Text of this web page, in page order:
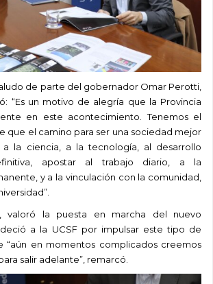
de parte del gobernador Omar Perotti,
“Es un motivo de alegría que la Provincia
en este acontecimiento. Tenemos el
que el camino para ser una sociedad mejor
a la ciencia, a la tecnología, al desarrollo
apostar al trabajo diario, a la
y a la vinculación con la comunidad,
valoró la puesta en marcha del nuevo
a la UCSF por impulsar este tipo de
“aún en momentos complicados creemos
salir adelante”, remarcó.